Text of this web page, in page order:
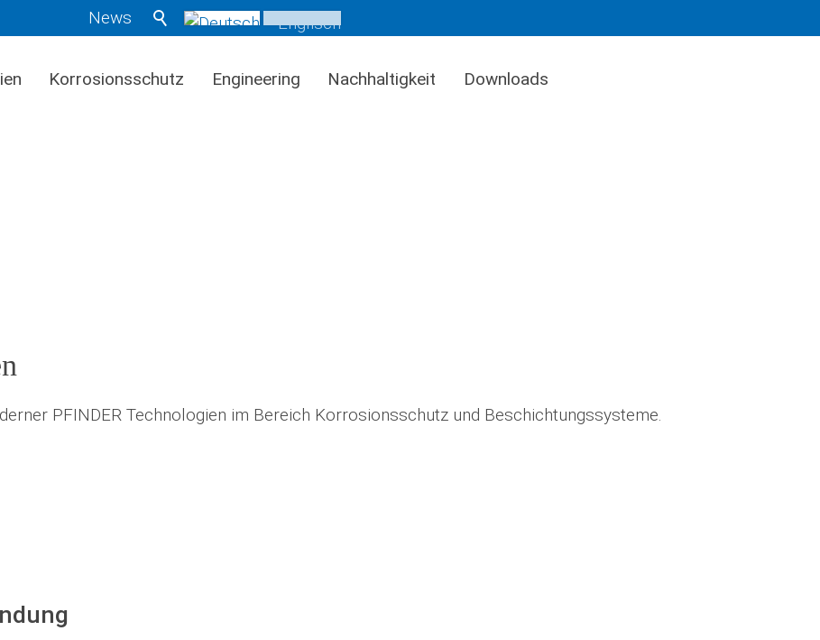
News
Korrosionsschutz Engineering Nachhaltigkeit Downloads
PFINDER Technologien im Bereich Korrosionsschutz und Beschichtungssysteme.